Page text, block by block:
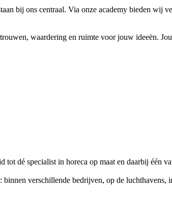
bij ons centraal. Via onze academy bieden wij
waardering en ruimte voor jouw ideeën.
dé specialist in horeca op maat en daarbij één
verschillende bedrijven, op de luchthavens,